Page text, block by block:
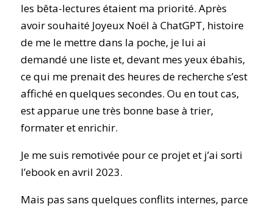
les bêta-lectures étaient ma priorité. Après
avoir souhaité Joyeux Noël à ChatGPT, histoire
de me le mettre dans la poche, je lui ai
demandé une liste et, devant mes yeux ébahis,
ce qui me prenait des heures de recherche s’est
affiché en quelques secondes. Ou en tout cas,
est apparue une très bonne base à trier,
formater et enrichir.
Je me suis remotivée pour ce projet et j’ai sorti
l’ebook en avril 2023.
Mais pas sans quelques conflits internes, parce